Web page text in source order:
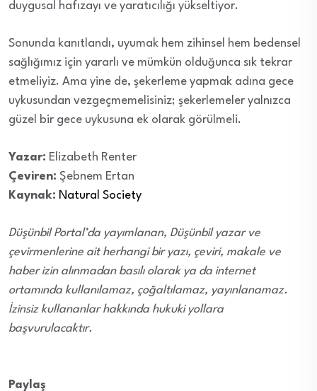
duygusal hafızayı ve yaratıcılığı yükseltiyor.
Sonunda kanıtlandı, uyumak hem zihinsel hem bedensel
sağlığımız için yararlı ve mümkün olduğunca sık tekrar
etmeliyiz. Ama yine de, şekerleme yapmak adına gece
uykusundan vezgeçmemelisiniz; şekerlemeler yalnızca
güzel bir gece uykusuna ek olarak görülmeli.
Yazar: Elizabeth Renter
Çeviren: Şebnem Ertan
Kaynak: Natural Society
Düşünbil Portal’da yayımlanan, Düşünbil yazar ve
çevirmenlerine ait herhangi bir yazı, çeviri, makale ve
haber izin alınmadan basılı olarak ya da internet
ortamında kullanılamaz, çoğaltılamaz, yayınlanamaz.
İzinsiz kullananlar hakkında hukuki yollara
başvurulacaktır.
Paylaş